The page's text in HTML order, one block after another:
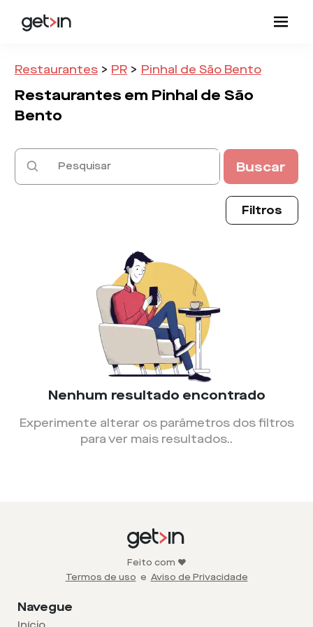
Restaurantes > PR > Pinhal de São Bento
Restaurantes em Pinhal de São
Bento
Buscar
Filtros
Nenhum resultado encontrado
Experimente alterar os parâmetros dos filtros
para ver mais resultados..
Feito com ❤️
Termos de uso e Aviso de Privacidade
Navegue